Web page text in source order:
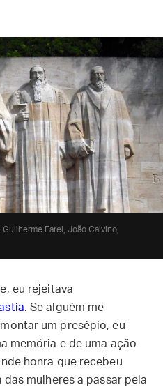
Guilherme Farel, João Calvino,
eu rejeitava
. Se alguém me
um presépio, eu
memória e de uma ação
honra que recebeu
das mulheres a passar pela